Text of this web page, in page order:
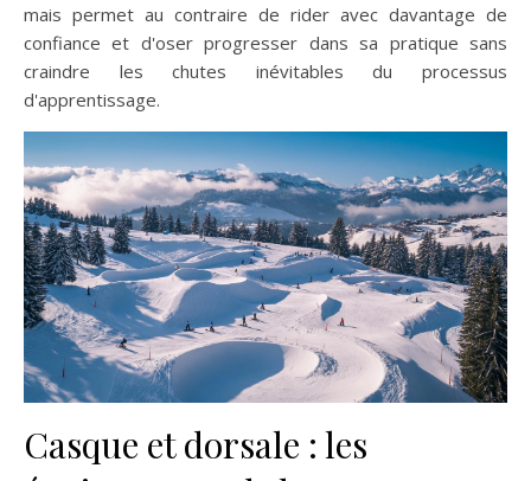
mais permet au contraire de rider avec davantage de
confiance et d'oser progresser dans sa pratique sans
craindre les chutes inévitables du processus
d'apprentissage.
Casque et dorsale : les